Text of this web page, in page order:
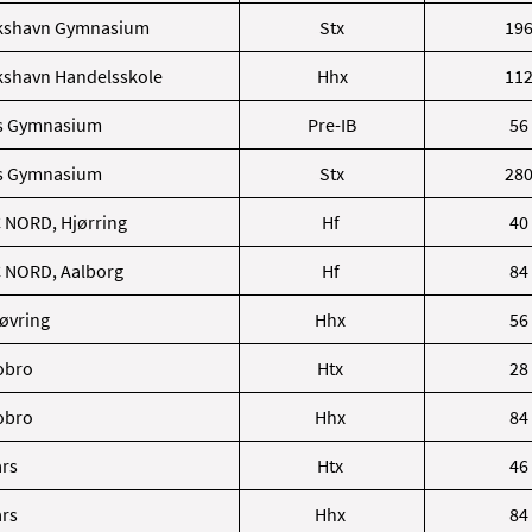
Gymnasium Stx 196
Handelsskole Hhx 112
Gymnasium Pre-IB 56
Gymnasium Stx 280
NORD, Hjørring Hf 40
NORD, Aalborg Hf 84
Hhx 56
Htx 28
Hhx 84
Htx 46
Hhx 84